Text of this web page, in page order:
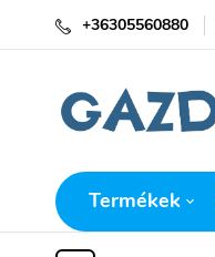
+36305560880
Termékek